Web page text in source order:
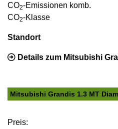
CO2-Emissionen komb.
CO2-Klasse
Standort
Details zum Mitsubishi
Mitsubishi Grandis 1.3 MT
Preis: